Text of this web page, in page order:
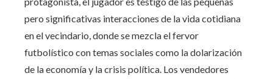
pero significativas interacciones de la vida cotidiana
en el vecindario, donde se mezcla el fervor
futbolístico con temas sociales como la dolarización
de la economía y la crisis política. Los vendedores